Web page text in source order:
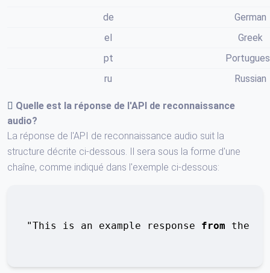
de
German
el
Greek
pt
ru
Russian
Quelle est la réponse de l'API de reconnaissance
audio?
La réponse de l'API de reconnaissance audio suit la
structure décrite ci-dessous. Il sera sous la forme d'une
chaîne, comme indiqué dans l'exemple ci-dessous:
"This is an example response from the